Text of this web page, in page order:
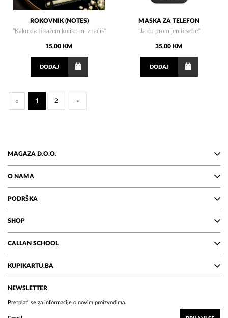
ROKOVNIK (NOTES)
"Kako da ti kažem koliko mi značiš"
15,00 KM
DODAJ
MASKA ZA TELEFON
"Ja ću promijeniti sebe"
35,00 KM
DODAJ
« 1 2 »
MAGAZA D.O.O.
O NAMA
PODRŠKA
SHOP
CALLAN SCHOOL
KUPIKARTU.BA
NEWSLETTER
Pretplati se za informacije o novim proizvodima.